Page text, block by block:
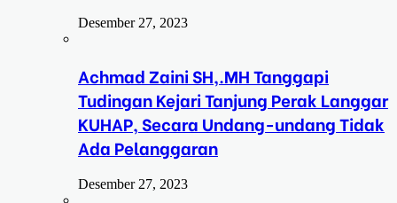
Desember 27, 2023
Achmad Zaini SH,.MH Tanggapi
Tudingan Kejari Tanjung Perak Langgar
KUHAP, Secara Undang-undang Tidak
Ada Pelanggaran
Desember 27, 2023